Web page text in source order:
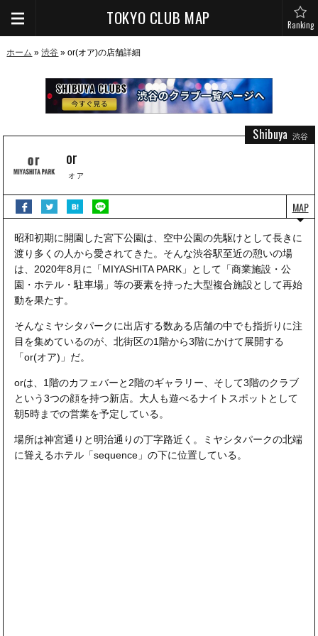
TOKYO CLUB MAP Ranking
ホーム »渋谷 » or(オア)の店舗詳細
or
オア
Shibuya 渋谷
昭和初期に開園した宮下公園は、空中公園の先駆けとして長きに
渡り多くの人から愛されてきた。そんな渋谷駅至近の憩いの場
は、2020年8月に「MIYASHITA PARK」として「商業施設・公
園・ホテル・駐車場」等の要素を持った大型複合施設として再始
動を果たす。
そんなミヤシタパークに出店する数ある店舗の中でも指折りに注
目を集めているのが、北街区の1階から3階にかけて展開する
「or(オア)」だ。
orは、1階のカフェバーと2階のギャラリー、そして3階のクラブ
という3つの顔を持つ新店。大人も遊べるナイトスポットとして
朝5時までの営業を予定している。
場所は神宮通りと明治通りの丁字路近く。ミヤシタパークの北端
に聳えるホテル「sequence」の下に位置している。
MAP